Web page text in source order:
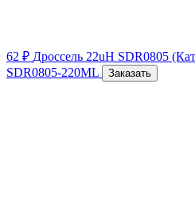
62 ₽ Дроссель 22uH SDR0805
SDR0805-220ML
Заказать